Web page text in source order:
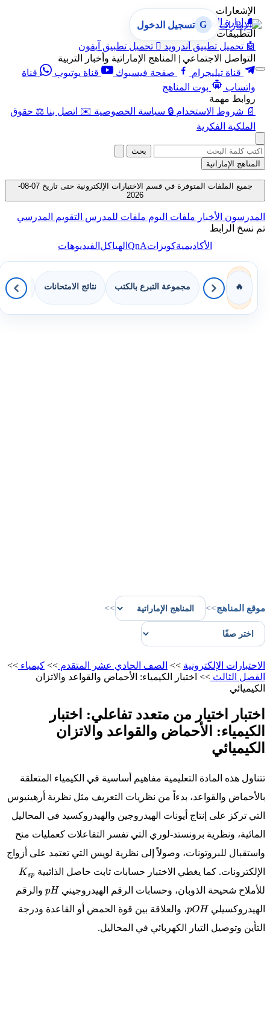
إدارة الإشعارات
تحميل تطبيق أندرويد  تحميل تطبيق آيفون
الاجتماعي | المناهج الإماراتية وأخبار التربية
قناة تيليجرام
صفحة فيسبوك قناة يوتيوب
قناة
بوت المناهج
مهمة
شروط الاستخدام 🔒 سياسة الخصوصية ✉️ اتصل بنا ⚖️ حقوق
الفكرية
G تسجيل الدخول
الإماراتية
جميع الملفات المتوفرة في قسم الاختبارات الإلكترونية حتى تاريخ 07-08-
الأخبارملفات اليوم ملفات للمدرسالتقويم المدرسي
الرابط
الأكاديميةكويزاتQnAالهياكلالفيديوهات
مجموعة التبرع بالكتب نتائج الامتحانات كويزات
المناهج>>
الإلكترونية >> الصف الحادي عشر المتقدم>> كيمياء>>
الثالث>> اختبار الكيمياء: الأحماض والقواعد والاتزان
اختيار من متعدد تفاعلي: اختبار
الأحماض والقواعد والاتزان
هذه المادة التعليمية مفاهيم أساسية في الكيمياء المتعلقة
والقواعد، بدءاً من نظريات التعريف مثل نظرية أرهينيوس
تركز على إنتاج أيونات الهيدروجين والهيدروكسيد في المحاليل
ونظرية برونستد-لوري التي تفسر التفاعلات كعمليات منح
للبروتونات، وصولاً إلى نظرية لويس التي تعتمد على أزواج
كما يغطي الاختبار حسابات ثابت حاصل الذائبية
Ksp
شحيحة الذوبان، وحسابات الرقم الهيدروجيني
pH والرقم
pOH
، والعلاقة بين قوة الحمض أو القاعدة ودرجة
وتوصيل التيار الكهربائي في المحاليل.